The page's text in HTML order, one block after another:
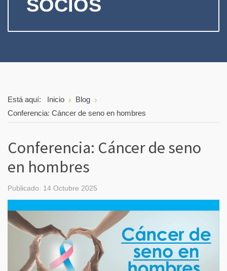
SOCIOS
Está aquí: Inicio
Blog
Conferencia: Cáncer de seno en hombres
Conferencia: Cáncer de seno
en hombres
Publicado: 14 Octubre 2025